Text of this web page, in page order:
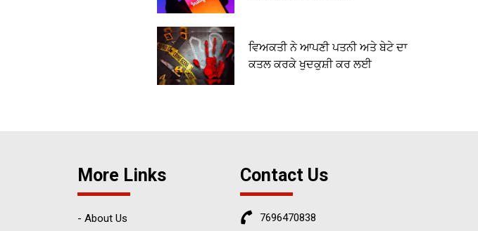
ਵਿਅਕਤੀ ਨੇ ਆਪਣੀ ਪਤਨੀ ਅਤੇ ਬੇਟੇ ਦਾ
ਕਤਲ ਕਰਕੇ ਖੁਦਕੁਸ਼ੀ ਕਰ ਲਈ
More Links
- About Us
Contact Us
7696470838